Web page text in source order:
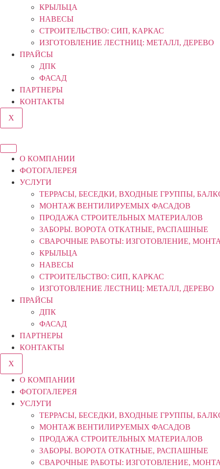
КРЫЛЬЦА
НАВЕСЫ
СТРОИТЕЛЬСТВО: СИП, КАРКАС
ИЗГОТОВЛЕНИЕ ЛЕСТНИЦ: МЕТАЛЛ, ДЕРЕВО
ПРАЙСЫ
ДПК
ФАСАД
ПАРТНЕРЫ
КОНТАКТЫ
X
О КОМПАНИИ
ФОТОГАЛЕРЕЯ
УСЛУГИ
ТЕРРАСЫ, БЕСЕДКИ, ВХОДНЫЕ ГРУППЫ,
МОНТАЖ ВЕНТИЛИРУЕМЫХ ФАСАДОВ
ПРОДАЖА СТРОИТЕЛЬНЫХ МАТЕРИАЛОВ
ЗАБОРЫ. ВОРОТА ОТКАТНЫЕ, РАСПАШНЫЕ
СВАРОЧНЫЕ РАБОТЫ: ИЗГОТОВЛЕНИЕ,
КРЫЛЬЦА
НАВЕСЫ
СТРОИТЕЛЬСТВО: СИП, КАРКАС
ИЗГОТОВЛЕНИЕ ЛЕСТНИЦ: МЕТАЛЛ, ДЕРЕВО
ПРАЙСЫ
ДПК
ФАСАД
ПАРТНЕРЫ
КОНТАКТЫ
X
О КОМПАНИИ
ФОТОГАЛЕРЕЯ
УСЛУГИ
ТЕРРАСЫ, БЕСЕДКИ, ВХОДНЫЕ ГРУППЫ,
МОНТАЖ ВЕНТИЛИРУЕМЫХ ФАСАДОВ
ПРОДАЖА СТРОИТЕЛЬНЫХ МАТЕРИАЛОВ
ЗАБОРЫ. ВОРОТА ОТКАТНЫЕ, РАСПАШНЫЕ
СВАРОЧНЫЕ РАБОТЫ: ИЗГОТОВЛЕНИЕ,